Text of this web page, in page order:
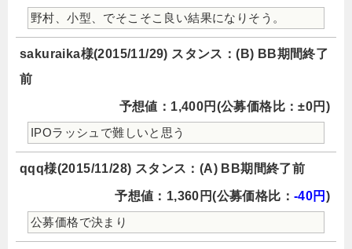
野村、小型、でそこそこ良い結果になりそう。
sakuraika様(2015/11/29) スタンス：(B) BB期間終了
前
予想値：1,400円(公募価格比：±0円)
IPOラッシュで難しいと思う
qqq様(2015/11/28) スタンス：(A) BB期間終了前
予想値：1,360円(公募価格比： -40円 )
公募価格で決まり